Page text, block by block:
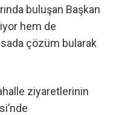
buluşan Başkan
hem de
çözüm bularak
ziyaretlerinin